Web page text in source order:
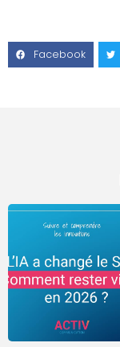
Facebook